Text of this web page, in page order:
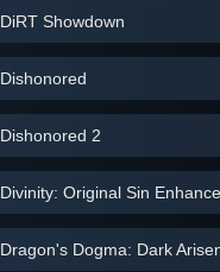
DiRT Showdown
Dishonored
Dishonored 2
Divinity: Original Sin Enhanced
Dragon's Dogma: Dark